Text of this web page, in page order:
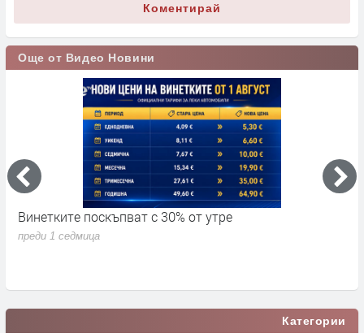
Коментирай
Още от Видео Новини
Винетките поскъпват с 30% от утре
преди 1 седмица
Категории